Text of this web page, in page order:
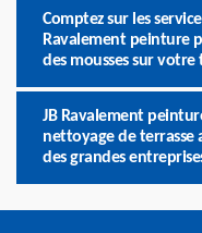
Comptez sur les
Ravalement peinture
des mousses sur votre
JB Ravalement
nettoyage de terrasse
des grandes